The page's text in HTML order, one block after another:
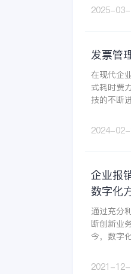
2025-03-
发票管
在现代企
式耗时费
技的不断进步
2024-
企业报
数字化
通过充分
断创新业
今，数字
2021-